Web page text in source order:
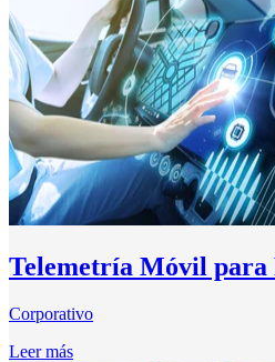
Telemetría Móvil para
Corporativo
Leer más